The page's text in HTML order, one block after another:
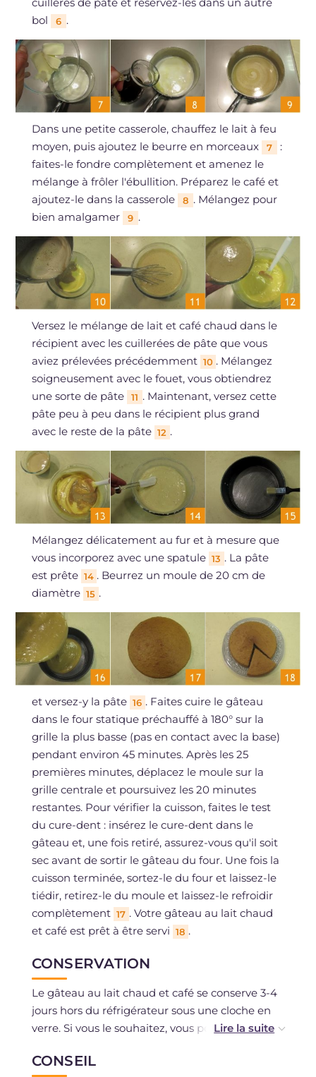
cuillères de pâte et réservez-les dans un autre
bol
6 .
Dans une petite casserole, chauffez le lait à feu
moyen, puis ajoutez le beurre en morceaux
7
:
faites-le fondre complètement et amenez le
mélange à frôler l'ébullition. Préparez le café et
ajoutez-le dans la casserole
8 . Mélangez pour
bien amalgamer
9 .
Versez le mélange de lait et café chaud dans le
récipient avec les cuillerées de pâte que vous
aviez prélevées précédemment 10 . Mélangez
soigneusement avec le fouet, vous obtiendrez
une sorte de pâte
11 . Maintenant, versez cette
pâte peu à peu dans le récipient plus grand
avec le reste de la pâte 12 .
Mélangez délicatement au fur et à mesure que
vous incorporez avec une spatule 13 . La pâte
est prête 14 . Beurrez un moule de 20 cm de
diamètre 15 .
et versez-y la pâte 16 . Faites cuire le gâteau
dans le four statique préchauffé à 180° sur la
grille la plus basse (pas en contact avec la base)
pendant environ 45 minutes. Après les 25
premières minutes, déplacez le moule sur la
grille centrale et poursuivez les 20 minutes
restantes. Pour vérifier la cuisson, faites le test
du cure-dent : insérez le cure-dent dans le
gâteau et, une fois retiré, assurez-vous qu'il soit
sec avant de sortir le gâteau du four. Une fois la
cuisson terminée, sortez-le du four et laissez-le
tiédir, retirez-le du moule et laissez-le refroidir
complètement 17 . Votre gâteau au lait chaud
et café est prêt à être servi 18 .
CONSERVATION
Le gâteau au lait chaud et café se conserve 3-4
jours hors du réfrigérateur sous une cloche en
verre. Si vous le souhaitez, vous pouvez
CONSEIL